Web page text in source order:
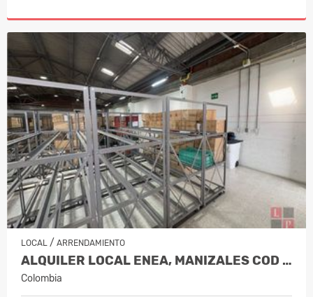
LOCAL / ARRENDAMIENTO
ALQUILER LOCAL ENEA, MANIZALES COD 1…
Colombia